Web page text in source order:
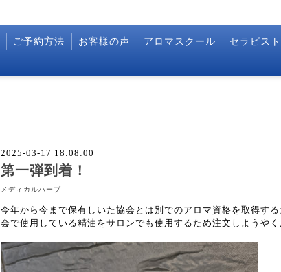
ご予約方法 お客様の声 アロマスクール セラピス
2025-03-17 18:08:00
第一弾到着！
メディカルハーブ
今年から今まで保有しいた協会とは別でのアロマ資格を取得す
会で使用している精油をサロンでも使用するため注文しようやく